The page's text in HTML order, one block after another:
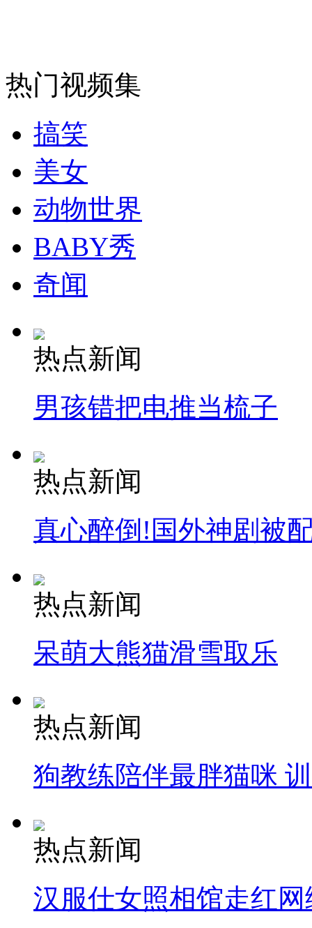
走！跟着总书记去植树
消防员救轻生者
司机酒驾遇交警 急速倒车逃窜
热门视频集
搞笑
美女
动物世界
BABY秀
奇闻
热点新闻
男孩错把电推当梳子
热点新闻
真心醉倒!国外神剧被
热点新闻
呆萌大熊猫滑雪取乐
热点新闻
狗教练陪伴最胖猫咪
热点新闻
汉服仕女照相馆走红网